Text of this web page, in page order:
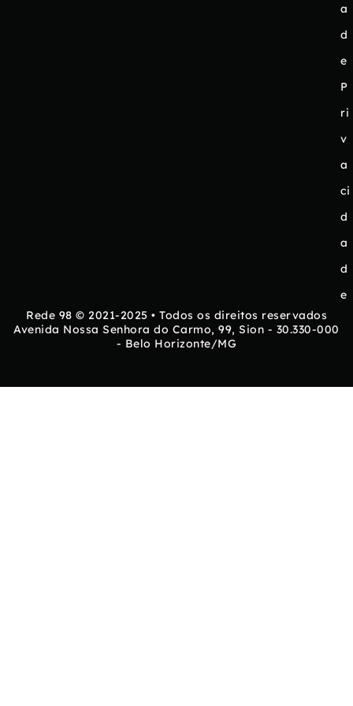
a
d
e
P
ri
v
a
ci
d
a
d
e
Rede 98 © 2021-2025 • Todos os direitos reservados
Avenida Nossa Senhora do Carmo, 99, Sion - 30.330-000
- Belo Horizonte/MG